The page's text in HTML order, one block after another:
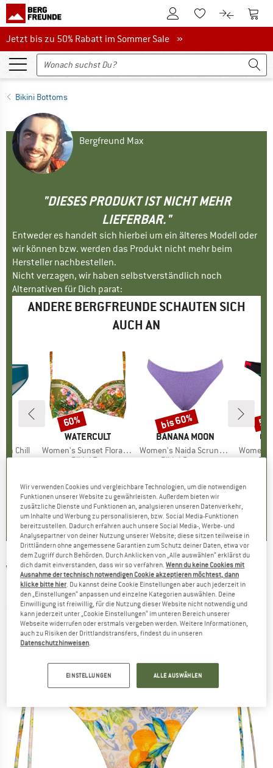
Zum KundenkontoZum Merkzettel.
Zum Zum
Jetzt bis zu 50% Rabatt im Sommer Sale
Jetzt bis zu 50% Rabatt im Sommer Sale »
Bikini Bottoms
Bergfreund Max
"DIESES PRODUKT IST NICHT MEHR
LIEFERBAR."
Entweder es handelt sich hierbei um ein älteres Modell oder
wir können bzw. werden das Produkt nicht mehr beim
Hersteller nachbestellen.
Nicht verzagen, wir haben selbstverständlich noch
Alternativen für Dich parat:
ANDERE BERGFREUNDE SCHAUTEN SICH
AUCH AN
Chill
6
)
MARKE
WATERCULT
Artikel
Women's Sunset Florals Bikini Top 7374
Produktgruppe
Bikini-Top
0.0(0)
Rabatt
60%
MARKE
BANANA MOON
Artikel
Women's Naida Scrunchy
Produktgruppe
Bikini-Bottom
CHF 15.18
+2
0.0 (0)
Rabatt
bis 60%
Artikel
WATERCULT -Women's Dolce Whimsy Low
Bikini Bottoms - Bikini-Bottom
(0)
Wir verwenden Cookies und vergleichbare Technologien, um die notwendigen
Funktionen unserer Website zu gewährleisten. Außerdem bieten wir
zusätzliche Dienste und Funktionen an, analysieren unseren Datenverkehr,
um Inhalte und Werbung zu personalisieren, bzw. Social Media-Funktionen
bereitzustellen. Dadurch erfahren auch unsere Social Media-, Werbe- und
Analysepartner von deiner Nutzung unserer Website; diese sitzen teilweise in
Drittländern ohne angemessene Garantien zum Schutz deiner Daten, etwa vor
dem Zugriff durch Behörden. Durch Anklicken von „Alle auswählen“ erklärst du
dich damit einverstanden, dass wir so verfahren.Wenn du keine Cookies mit
Ausnahme der technisch notwendigen Cookie akzeptieren möchtest, dann
klicke bitte hier . Du kannst deine Cookie Einstellungen aber auch jederzeit in
den „Einstellungen“ anpassen und einzelne Kategorien auswählen. Deine
Einwilligung ist freiwillig, für die Nutzung dieser Website nicht notwendig und
kann jederzeit unter „Cookie Einstellungen“ im unteren Bereich unserer
Webseite widerrufen oder erstmals vergeben werden. Weitere Informationen,
auch zu Risiken der Drittlandstransfers, findest du in unseren
Datenschutzhinweisen
EINSTELLUNGEN ALLE AUSWÄHLEN